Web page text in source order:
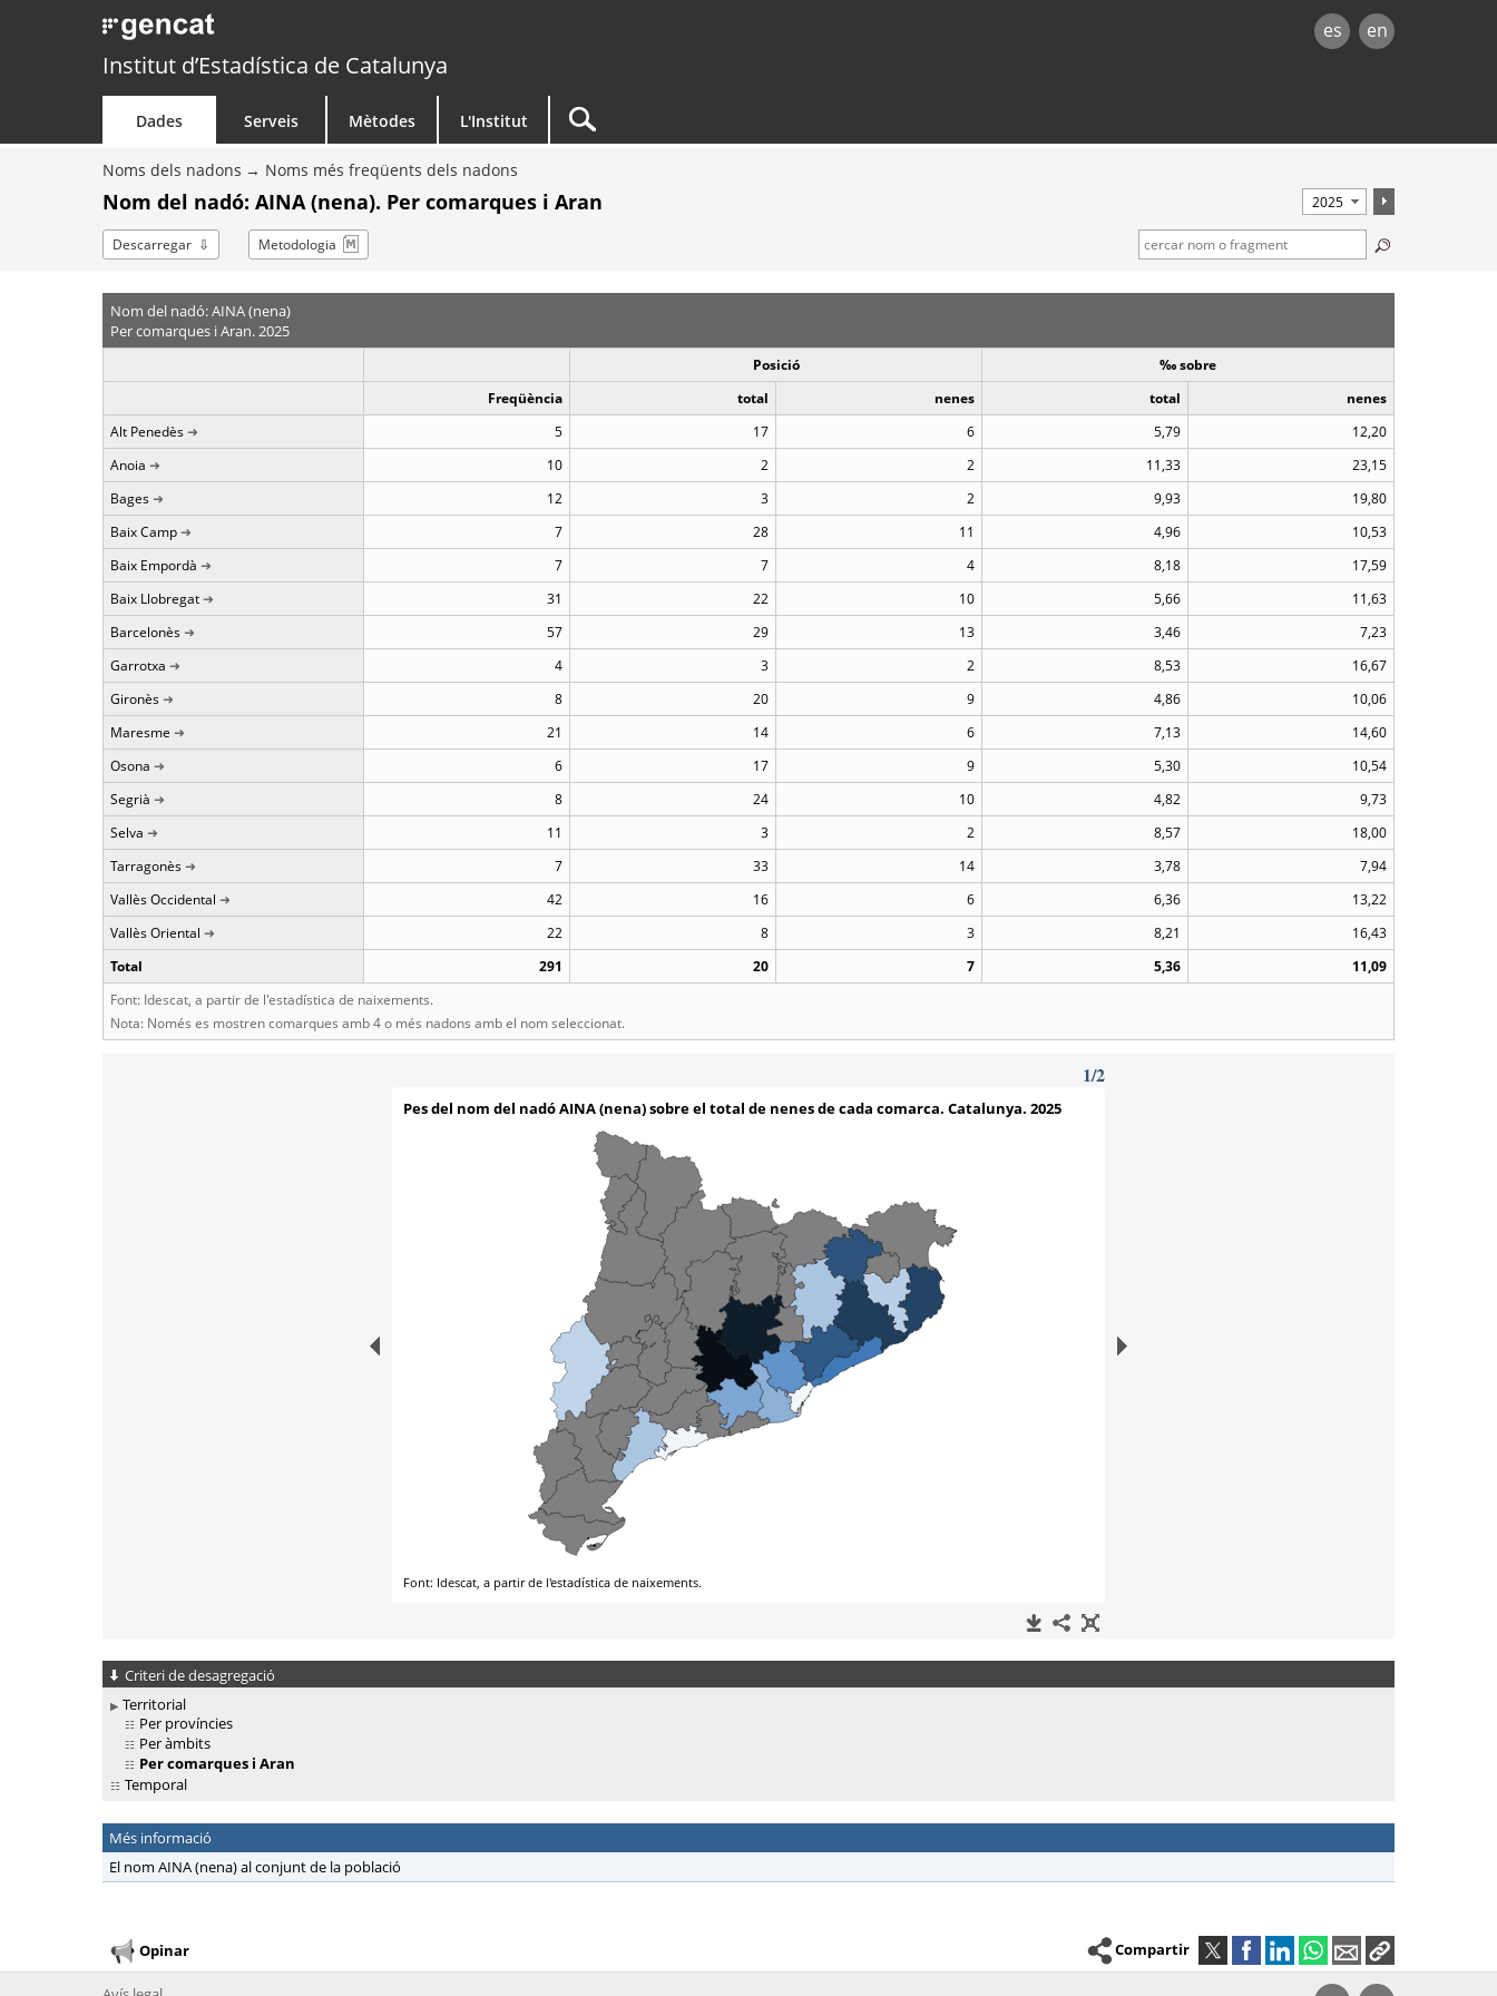
es en
Institut d’Estadística de Catalunya
Dades Serveis Mètodes L'Institut
Noms dels nadons Noms més freqüents dels nadons
Nom del nadó: AINA (nena). Per comarques i Aran
Descarregar Metodologia
Nom del nadó: AINA (nena)
Per comarques i Aran. 2025
Posició
‰ sobre
Freqüència
total nenes total
nenes
Alt Penedès
5 17 6 5,79
12,20
Anoia
10 2 2 11,33
23,15
Bages
12 3 2 9,93
19,80
Baix Camp
7 28 11 4,96
10,53
Baix Empordà
7 7 4 8,18
17,59
Baix Llobregat
31 22 10 5,66
11,63
Barcelonès
57 29 13 3,46
7,23
Garrotxa
4 3 2 8,53
16,67
Gironès
8 20 9 4,86
10,06
Maresme
21 14 6 7,13
14,60
Osona
6 17 9 5,30
10,54
Segrià
8 24 10 4,82
9,73
Selva
11 3 2 8,57
18,00
Tarragonès
7 33 14 3,78
7,94
Vallès Occidental
42 16 6 6,36
13,22
Vallès Oriental
22 8 3 8,21
16,43
Total
291 20 7 5,36
11,09
Font: Idescat, a partir de l'estadística de naixements.
Nota: Només es mostren comarques amb 4 o més nadons amb el nom seleccionat.
Criteri de desagregació
Territorial
Per províncies
Per àmbits
Per comarques i Aran
Temporal
Més informació
El nom AINA (nena) al conjunt de la població
Opinar Compartir